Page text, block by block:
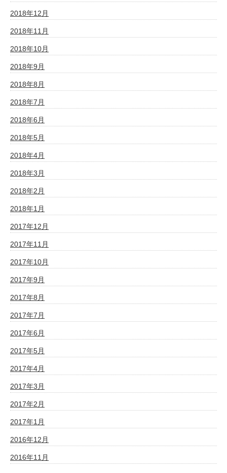
2018年12月
2018年11月
2018年10月
2018年9月
2018年8月
2018年7月
2018年6月
2018年5月
2018年4月
2018年3月
2018年2月
2018年1月
2017年12月
2017年11月
2017年10月
2017年9月
2017年8月
2017年7月
2017年6月
2017年5月
2017年4月
2017年3月
2017年2月
2017年1月
2016年12月
2016年11月